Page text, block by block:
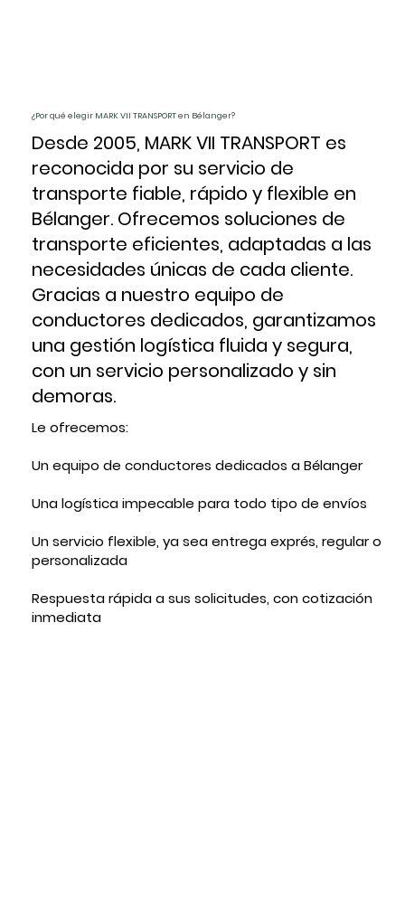
¿Por qué elegir MARK VII TRANSPORT en Bélanger?
Desde 2005, MARK VII TRANSPORT es
reconocida por su servicio de
transporte fiable, rápido y flexible en
Bélanger. Ofrecemos soluciones de
transporte eficientes, adaptadas a las
necesidades únicas de cada cliente.
Gracias a nuestro equipo de
conductores dedicados, garantizamos
una gestión logística fluida y segura,
con un servicio personalizado y sin
demoras.
Le ofrecemos:
Un equipo de conductores dedicados a Bélanger
Una logística impecable para todo tipo de envíos
Un servicio flexible, ya sea entrega exprés, regular o
personalizada
Respuesta rápida a sus solicitudes, con cotización
inmediata